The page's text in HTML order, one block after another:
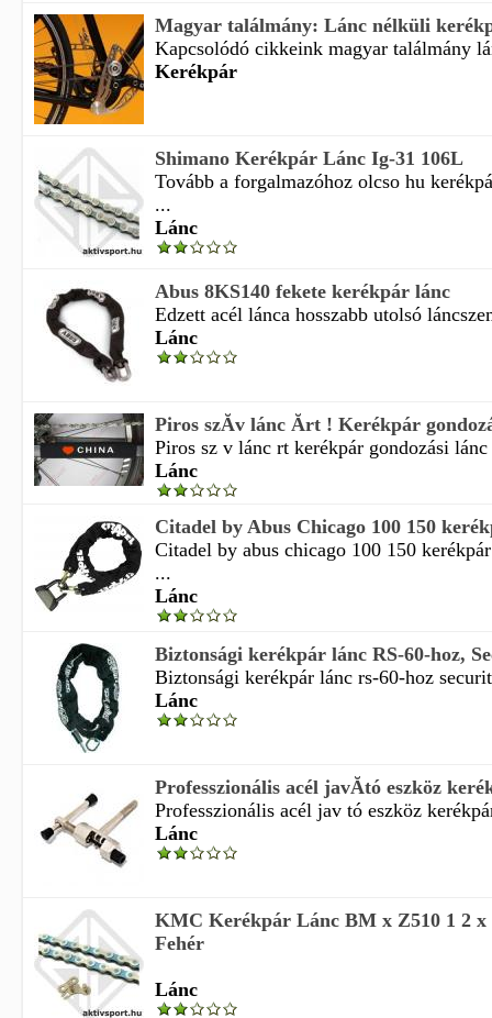
Magyar találmány: Lánc nélküli
Kapcsolódó cikkeink magyar találmány
Kerékpár
Shimano Kerékpár Lánc Ig-31 106L
Tovább a forgalmazóhoz olcso hu
...
Lánc
Abus 8KS140 fekete kerékpár lánc
Edzett acél lánca hosszabb utolsó
Lánc
Piros szĂ­v lánc Ă­rt ! Kerékpár
Piros sz v lánc rt kerékpár gondozási
Lánc
Citadel by Abus Chicago 100 150
Citadel by abus chicago 100 150
...
Lánc
Biztonsági kerékpár lánc RS-60-hoz,
Biztonsági kerékpár lánc rs-60-hoz
Lánc
Professzionális acél javĂ­tó eszköz
Professzionális acél jav tó eszköz
Lánc
KMC Kerékpár Lánc BM x Z510 1 2 x
Fehér
Lánc